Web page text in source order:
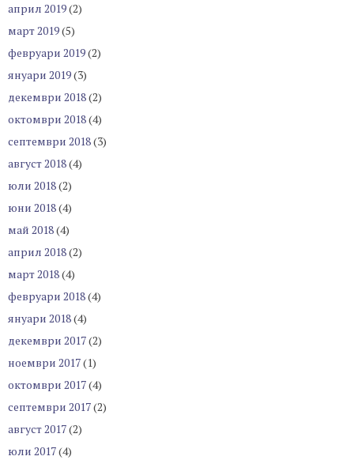
април 2019(2)
март 2019(5)
февруари 2019(2)
януари 2019(3)
декември 2018(2)
октомври 2018(4)
септември 2018(3)
август 2018(4)
юли 2018(2)
юни 2018(4)
май 2018(4)
април 2018(2)
март 2018(4)
февруари 2018(4)
януари 2018(4)
декември 2017(2)
ноември 2017(1)
октомври 2017(4)
септември 2017(2)
август 2017(2)
юли 2017(4)